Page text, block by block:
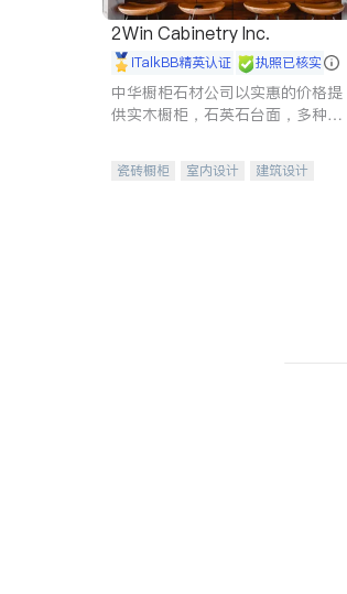
2Win Cabinetry Inc.
iTalkBB精英认证 执照已核实
中华橱柜石材公司以实惠的价格提
供实木橱柜，石英石台面，多种优
机。品质厨房，家的选择。
瓷砖橱柜 室内设计
建筑设计